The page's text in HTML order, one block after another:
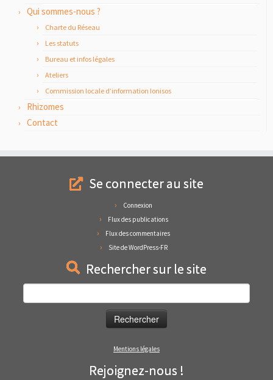
Qui sommes-nous ?
Charte du Réseau
Les statuts
Bureau et infos légales
Ateliers
Commission locale d’information Ionisos
Rhizomes
Contact
Se connecter au site
Connexion
Flux des publications
Flux des commentaires
Site de WordPress-FR
Rechercher sur le site
Mentions légales
Rejoignez-nous !